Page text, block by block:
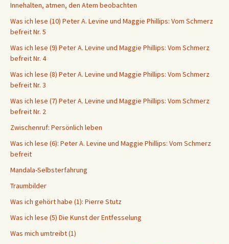
Innehalten, atmen, den Atem beobachten
Was ich lese (10) Peter A. Levine und Maggie Phillips: Vom Schmerz
befreit Nr. 5
Was ich lese (9) Peter A. Levine und Maggie Phillips: Vom Schmerz
befreit Nr. 4
Was ich lese (8) Peter A. Levine und Maggie Phillips: Vom Schmerz
befreit Nr. 3
Was ich lese (7) Peter A. Levine und Maggie Phillips: Vom Schmerz
befreit Nr. 2
Zwischenruf: Persönlich leben
Was ich lese (6): Peter A. Levine und Maggie Phillips: Vom Schmerz
befreit
Mandala-Selbsterfahrung
Traumbilder
Was ich gehört habe (1): Pierre Stutz
Was ich lese (5) Die Kunst der Entfesselung
Was mich umtreibt (1)